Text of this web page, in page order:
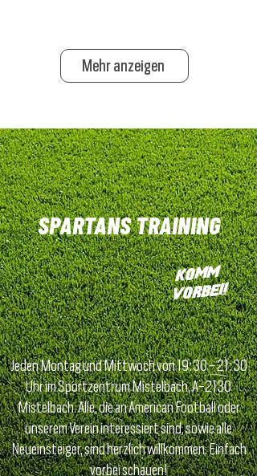
Mehr anzeigen
SPARTANS TRAINING
KOMM
VORBEI!
Jeden Montag und Mittwoch von 19:30 - 21:30
Uhr im Sportzentrum Mistelbach, A-2130
Mistelbach. Alle, die an American Football oder
unserem Verein interessiert sind, sowie alle
Neueinsteiger, sind herzlich willkommen. Einfach
vorbei schauen!